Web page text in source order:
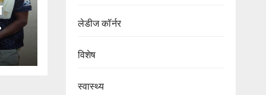
लेडीज कॉर्नर
विशेष
स्वास्थ्य